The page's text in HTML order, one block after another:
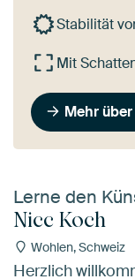
Stabilität
Mit
Mehr
Lerne den
Nicc Koch
Wohlen, Schweiz
Herzlich